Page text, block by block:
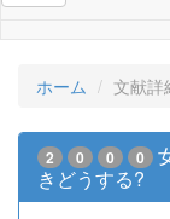
ホーム 文献詳
2 0 0 0
きどうする?